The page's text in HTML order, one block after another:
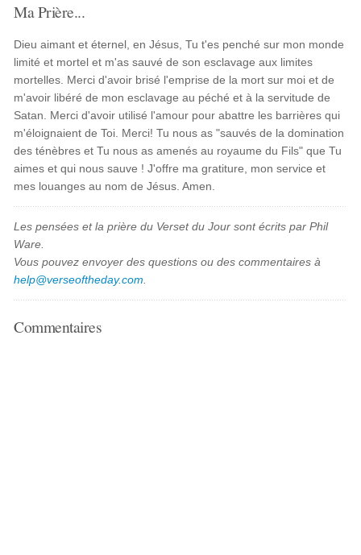
Ma Prière...
Dieu aimant et éternel, en Jésus, Tu t'es penché sur mon monde
limité et mortel et m'as sauvé de son esclavage aux limites
mortelles. Merci d'avoir brisé l'emprise de la mort sur moi et de
m'avoir libéré de mon esclavage au péché et à la servitude de
Satan. Merci d'avoir utilisé l'amour pour abattre les barrières qui
m'éloignaient de Toi. Merci! Tu nous as "sauvés de la domination
des ténèbres et Tu nous as amenés au royaume du Fils" que Tu
aimes et qui nous sauve ! J'offre ma gratiture, mon service et
mes louanges au nom de Jésus. Amen.
Les pensées et la prière du Verset du Jour sont écrits par Phil
Ware.
Vous pouvez envoyer des questions ou des commentaires à
help@verseoftheday.com
Commentaires